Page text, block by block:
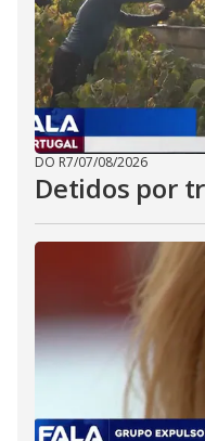
DO R7/07/08/2026
Detidos por